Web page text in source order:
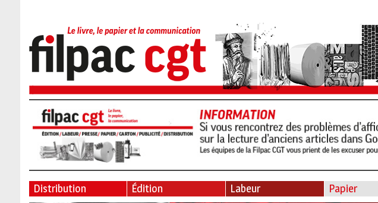
Distribution Édition Labeur Papier